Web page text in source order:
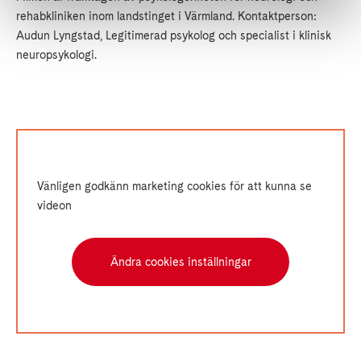
rehabkliniken inom landstinget i Värmland. Kontaktperson:
Audun Lyngstad, Legitimerad psykolog och specialist i klinisk
neuropsykologi.
Vänligen godkänn marketing cookies för att kunna se
videon
Ändra cookies inställningar